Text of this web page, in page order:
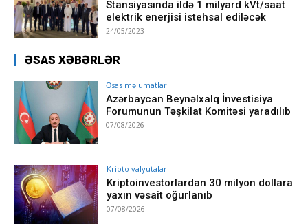
Stansiyasında ildə 1 milyard kVt/saat
elektrik enerjisi istehsal ediləcək
24/05/2023
ƏSAS XƏBƏRLƏR
Əsas məlumatlar
Azərbaycan Beynəlxalq İnvestisiya
Forumunun Təşkilat Komitəsi yaradılıb
07/08/2026
Kripto valyutalar
Kriptoinvestorlardan 30 milyon dollara
yaxın vəsait oğurlanıb
07/08/2026